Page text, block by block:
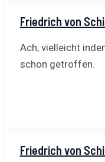
Friedrich von
Ach, vielleicht
schon getroffen.
Friedrich von